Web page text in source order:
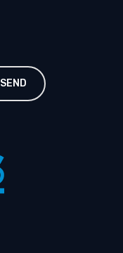
SEND